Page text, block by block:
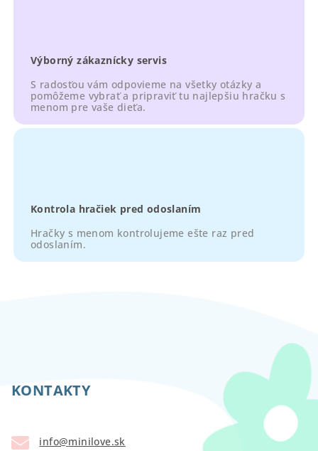
Výborný zákaznícky servis
S radosťou vám odpovieme na všetky otázky a
pomôžeme vybrať a pripraviť tu najlepšiu hračku s
menom pre vaše dieťa.
Kontrola hračiek pred odoslaním
Hračky s menom kontrolujeme ešte raz pred
odoslaním.
KONTAKTY
info@minilove.sk